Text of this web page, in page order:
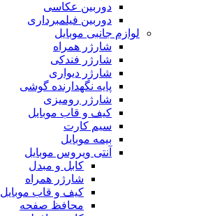
دوربین عکاسی
دوربین فیلمبرداری
لوازم جانبی موبایل
شارژر همراه
شارژر فندکی
شارژر دیواری
پایه نگهدارنده گوشی
شارژر رومیزی
کیف و قاب موبایل
سیم کارت
بیمه موبایل
آنتی ویروس موبایل
کابل و مبدل
شارژر همراه
کیف و قاب موبایل
محافظ صفحه